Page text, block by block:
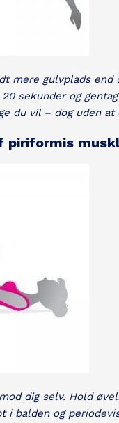
mere gulvplads end
sekunder og
du vil – dog uden at
piriformis
dig selv. Hold
i balden og